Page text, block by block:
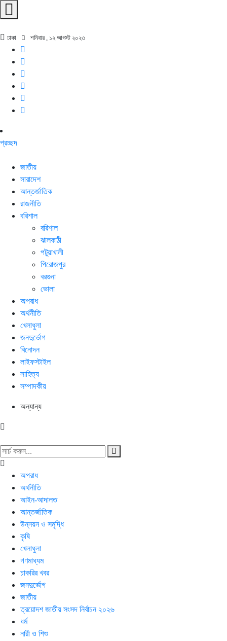
ঢাকা শনিবার , ১২ আগস্ট ২০২৩
প্রচ্ছদ
জাতীয়
সারাদেশ
আন্তর্জাতিক
রাজনীতি
বরিশাল
বরিশাল
ঝালকাঠী
পটুয়াখালী
পিরোজপুর
বরগুনা
ভোলা
অপরাধ
অর্থনীতি
খেলাধুলা
জনদুর্ভোগ
বিনোদন
লাইফস্টাইল
সাহিত্য
সম্পাদকীয়
অন্যান্য
অপরাধ
অর্থনীতি
আইন-আদালত
আন্তর্জাতিক
উন্নয়ন ও সমৃদ্ধি
কৃষি
খেলাধুলা
গণমাধ্যম
চাকরির খবর
জনদুর্ভোগ
জাতীয়
ত্রয়োদশ জাতীয় সংসদ নির্বাচন ২০২৬
ধর্ম
নারী ও শিশু